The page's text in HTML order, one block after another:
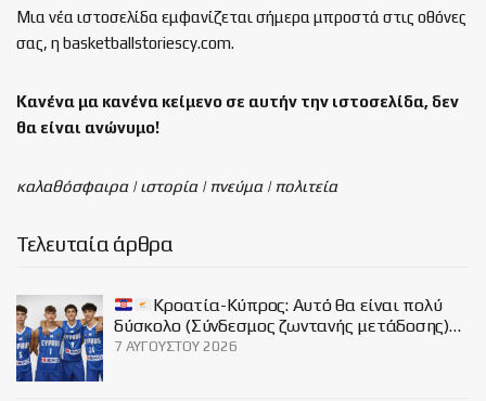
Μια νέα ιστοσελίδα εμφανίζεται σήμερα μπροστά στις οθόνες
σας, η basketballstoriescy.com.
Κανένα μα κανένα κείμενο σε αυτήν την ιστοσελίδα, δεν
θα είναι ανώνυμο!
καλαθόσφαιρα | ιστορία | πνεύμα | πολιτεία
Τελευταία άρθρα
Κροατία-Κύπρος: Αυτό θα είναι πολύ
δύσκολο (Σύνδεσμος ζωντανής μετάδοσης)…
7 ΑΥΓΟΎΣΤΟΥ 2026